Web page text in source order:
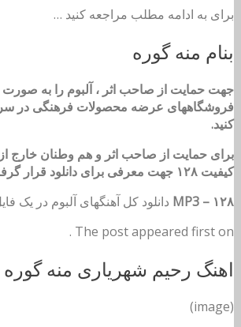
برای به ادامه مطلب مراجعه کنید …
بنام منه گوره
جهت حمایت از صاحب اثر ، آلبوم را به صورت
فروشگاههای عرضه محصولات فرهنگی در
کنید.
برای حمایت از صاحب اثر و هم وطنان خارج
کیفیت ۱۲۸ جهت معرفی برای دانلود قرار گرفت.
MP3 – ۱۲۸ دانلود کل آهنگهای آلبوم در یک
The post appeared first on .
اهنگ رحیم شهریاری منه گوره
(image)